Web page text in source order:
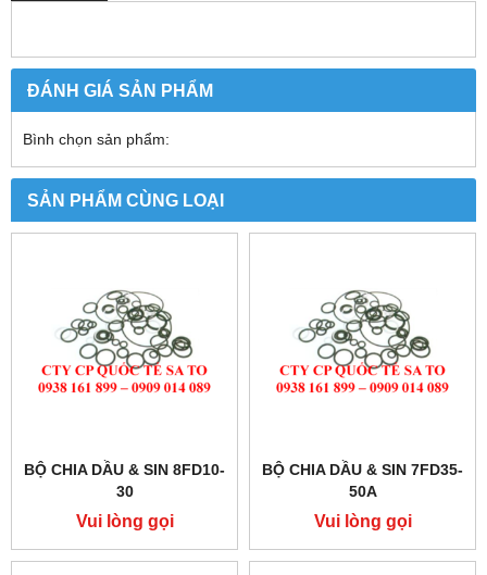
ĐÁNH GIÁ SẢN PHẨM
Bình chọn sản phẩm:
SẢN PHẨM CÙNG LOẠI
BỘ CHIA DẦU & SIN 8FD10-
30
Vui lòng gọi
BỘ CHIA DẦU & SIN 7FD35-
50A
Vui lòng gọi